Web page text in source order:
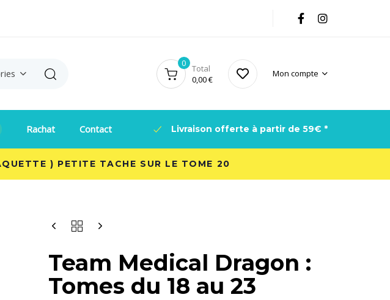
Search
0,00€
Total
0
Mon compte
Rachat Contact Livraison offerte à partir de 59€ *
) PETITE TACHE SUR LE TOME 20
Team Medical Dragon :
Tomes du 18 au 23